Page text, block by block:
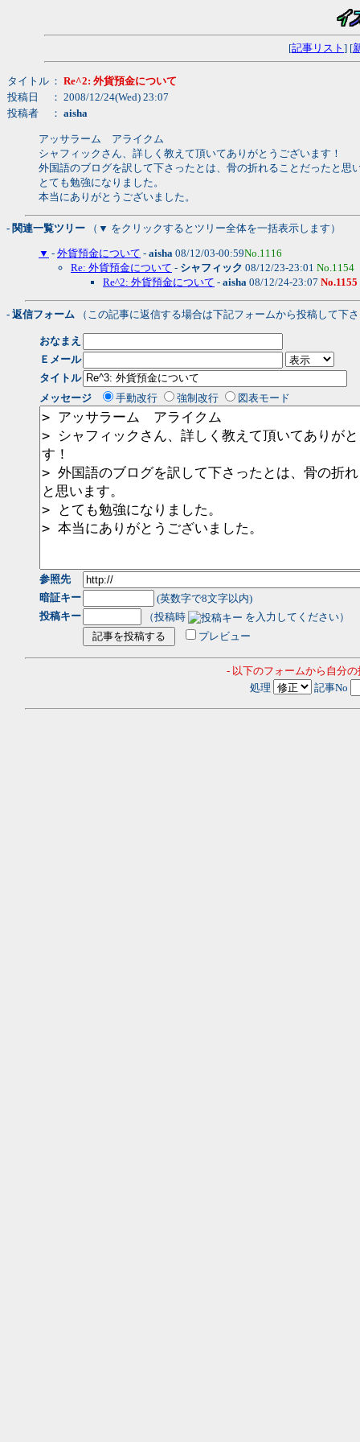
[記事リスト ] [
タイトル ： Re^2: 外貨預金について
投稿日
： 2008/12/24(Wed) 23:07
投稿者
： aisha
アッサラーム アライクム
シャフィックさん、詳しく教えて頂いてありがとうございます！
外国語のブログを訳して下さったとは、骨の折れることだったと思
とても勉強になりました。
本当にありがとうございました。
- 関連一覧ツリー （▼ をクリックするとツリー全体を一括表示します）
▼ - 外貨預金について - aisha 08/12/03-00:59No.1116
Re: 外貨預金について - シャフィック 08/12/23-23:01 No.1154
Re^2: 外貨預金について - aisha 08/12/24-23:07 No.1155
- 返信フォーム （この記事に返信する場合は下記フォームから投稿して下
おなまえ
Ｅメール
タイトル
メッセージ
手動改行 強制改行 図表モード
参照先
暗証キー
(英数字で8文字以内)
投稿キー
（投稿時
を入力してください）
プレビュー
- 以下のフォームから自分
処理
記事No